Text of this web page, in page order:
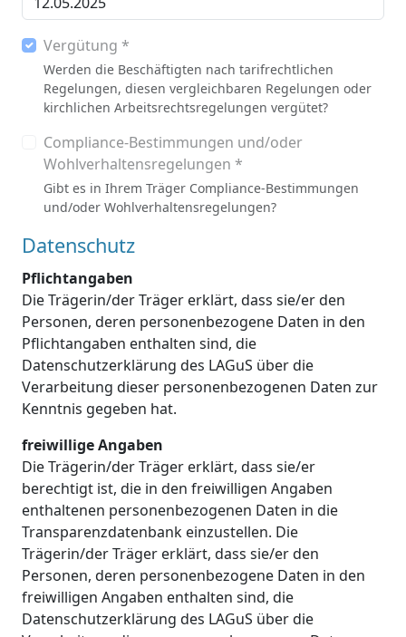
Vergütung *
Werden die Beschäftigten nach tarifrechtlichen
Regelungen, diesen vergleichbaren Regelungen oder
kirchlichen Arbeitsrechtsregelungen vergütet?
Compliance-Bestimmungen und/oder
Wohlverhaltensregelungen *
Gibt es in Ihrem Träger Compliance-Bestimmungen
und/oder Wohlverhaltensregelungen?
Datenschutz
Pflichtangaben
Die Trägerin/der Träger erklärt, dass sie/er den
Personen, deren personenbezogene Daten in den
Pflichtangaben enthalten sind, die
Datenschutzerklärung des LAGuS über die
Verarbeitung dieser personenbezogenen Daten zur
Kenntnis gegeben hat.
freiwillige Angaben
Die Trägerin/der Träger erklärt, dass sie/er
berechtigt ist, die in den freiwilligen Angaben
enthaltenen personenbezogenen Daten in die
Transparenzdatenbank einzustellen. Die
Trägerin/der Träger erklärt, dass sie/er den
Personen, deren personenbezogene Daten in den
freiwilligen Angaben enthalten sind, die
Datenschutzerklärung des LAGuS über die